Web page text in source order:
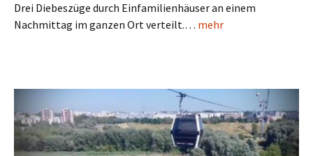
Drei Diebeszüge durch Einfamilienhäuser an einem
Nachmittag im ganzen Ort verteilt.… mehr